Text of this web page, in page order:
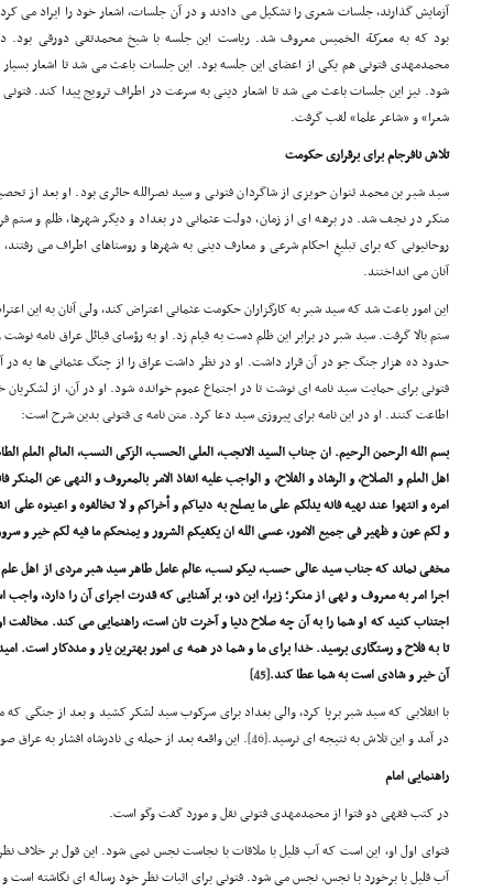
آزمایش گذارند، جلسات شعری را تشکیل می دادند و در آن جلسات، اشعار خود را ایراد
بود که بهمعرکة الخمیس معروف شد. ریاست این جلسه با شیخ محمدتقی دورقی بود.
محمدمهدی فتونی هم یکی از اعضای این جلسه بود. این جلسات باعث می شد تا اشعار
شود. نیز این جلسات باعث می شد تا اشعار دینی به سرعت در اطراف ترویج پیدا کند.
شعرا» و «شاعر علما» لقب گرفت.
تلاش نافرجام برای برقراری حکومت
سید شبر بن محمد ثنوان حویزی از شاگردان فتونی و سید نصرالله حائری بود. او بعد از
منکر در نجف شد. در برهه ای از زمان، دولت عثمانی در بغداد و دیگر شهرها، ظلم و ستم
روحانیونی که برای تبلیغِ احکام شرعی و معارف دینی به شهرها و روستاهای اطراف می
آنان می انداختند.
این امور باعث شد که سید شبر به کارگزاران حکومت عثمانی اعتراض کند، ولی آنان به این
ستم بالا گرفت. سید شبر در برابر این ظلم دست به قیام زد. او به رؤسای قبائل عراق نامه
حدود ده هزار جنگ جو در آن قرار داشت. او در نظر داشت عراق را از چنگ عثمانی ها به
فتونی برای حمایت سید نامه ای نوشت تا در اجتماع عموم خوانده شود. او در آن، از
اطاعت کنند. او در این نامه برای پیروزی سید دعا کرد. متن نامه ی فتونی بدین شرح است:
بسم الله الرحمن الرحیم. ان جناب السید الانجب، العلی الحسب، الزکی النسب، العالم العلم
اهل العلم و الصلاح، و الرشاد و الفلاح، و الواجب علیه انفاذ الامر بالمعروف و النهی عن المنکر
امره و انتهوا عند نهیه فانه یدلکم علی ما یصلح به دنیاکم و أخراکم و لا تخالفوه و اعینوه علی
و لکم عون و ظهیر فی جمیع الامور، عسی الله ان یکفیکم الشرور و یمنحکم ما فیه لکم خیر و
مخفی نماند که جناب سید عالی حسب، نیکو نسب، عالم عامل طاهر سید شبرمردی از اهل
اجرا امر به معروف و نهی از منکر؛ زیرا، این دو، بر آشنایی که قدرت اجرای آن را دارد، واجب
اجتناب کنید که او شما را به آن چه صلاح دنیا و آخرت تان است، راهنمایی می کند. مخالفت
تا به فلاح و رستگاری برسید. خدا برای ما و شما در همه ی امور بهترین یار و مددکار است.
آن خیر و شادی است به شما عطا کند.[45]
با انقلابی که سید شبر برپا کرد، والی بغداد برای سرکوب سید لشکر کشید و بعد از جنگی
در آمد و این تلاش به نتیجه ای نرسید.[46]
. این واقعه بعد از حمله ی نادرشاه افشار به
راهنمایی امام
در کتب فقهی دو فتوا از محمدمهدی فتونی نقل و مورد گفت وگو است.
فتوای اول او، این است که آب قلیل با ملاقات با نجاست نجس نمی شود. این قول بر خلاف
آب قلیل با برخورد با نجس، نجس می شود. فتونی برای اثبات نظر خود رساله ای نگاشته است